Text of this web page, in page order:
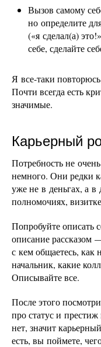
Вызов самому
но определите
(«я сделал(а)
себе, сделайте
Я все-таки
Почти всегда есть
значимые.
Карьерный
Потребность не
немного. Они редки
уже не в деньгах, а
полномочиях,
Попробуйте описать
описание рассказом
с кем общаетесь, как
начальник, какие
Описывайте все.
После этого
про статус и
нет, значит
есть, вы поймете,